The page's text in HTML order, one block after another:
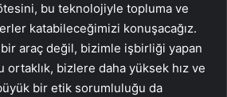
bu teknolojiyle topluma ve
katabileceğimizi konuşacağız.
bir araç değil, bizimle işbirliği yapan
ortaklık, bizlere daha yüksek hız ve
bir etik sorumluluğu da